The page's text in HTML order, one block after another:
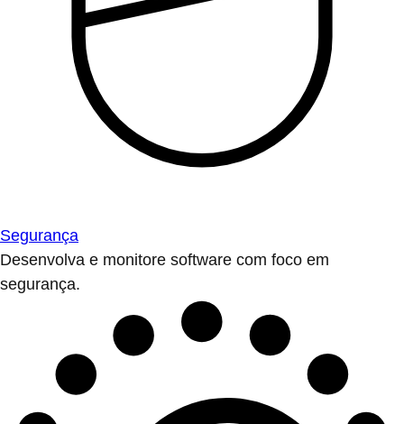
Segurança
Desenvolva e monitore software com foco em
segurança.